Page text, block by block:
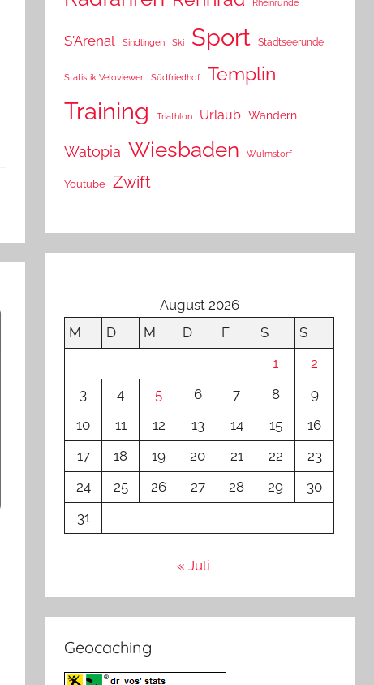
Rheinrunde
S'Arenal Sindlingen Ski Sport Stadtseerunde
Statistik Veloviewer Südfriedhof Templin
Training Triathlon Urlaub Wandern
Watopia Wiesbaden Wulmstorf
Youtube Zwift
August 2026
M
D M D F S
S
1
2
3
4 5 6 7 8
9
10
11 12 13 14 15
16
17
18 19 20 21 22
23
24
25 26 27 28 29
30
31
« Juli
Geocaching